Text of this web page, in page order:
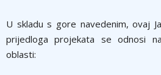
U skladu s gore navedenim, ovaj
prijedloga projekata se odnosi
oblasti: